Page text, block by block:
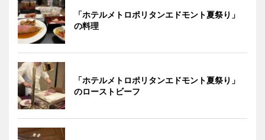
「ホテルメトロポリタンエドモント夏祭り」
の料理
「ホテルメトロポリタンエドモント夏祭り」
のローストビーフ